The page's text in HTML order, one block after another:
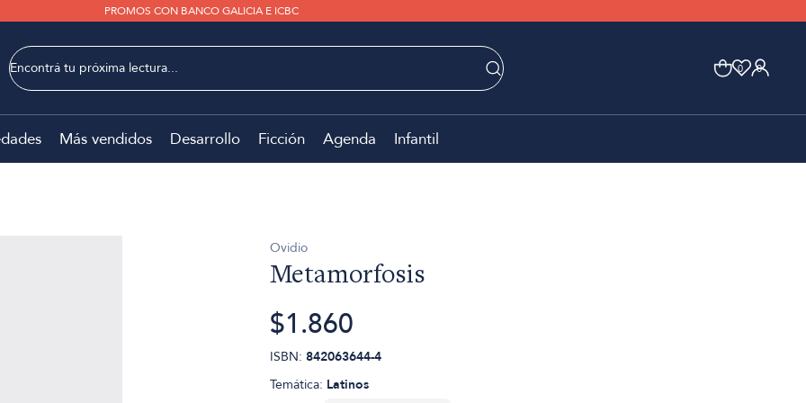
PROMOS CON BANCO GALICIA E ICBC
0 0
Más vendidos Desarrollo Ficción Agenda Infantil
Ovidio
Metamorfosis
$1.860
ISBN: 842063644-4
Temática: Latinos